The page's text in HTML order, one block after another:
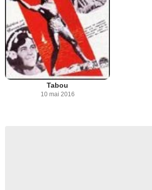
Tabou
10 mai 2016